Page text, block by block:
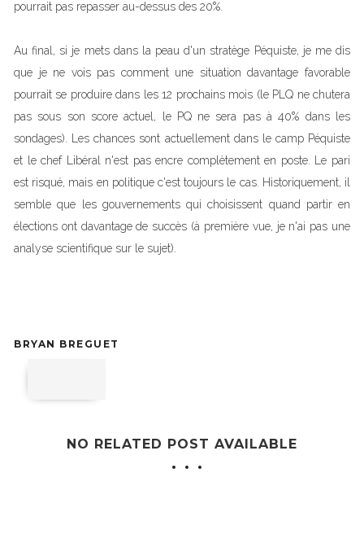
pourrait pas repasser au-dessus des 20%.
Au final, si je mets dans la peau d'un stratège Péquiste, je me dis
que je ne vois pas comment une situation davantage favorable
pourrait se produire dans les 12 prochains mois (le PLQ ne chutera
pas sous son score actuel, le PQ ne sera pas à 40% dans les
sondages). Les chances sont actuellement dans le camp Péquiste
et le chef Libéral n'est pas encre complètement en poste. Le pari
est risqué, mais en politique c'est toujours le cas. Historiquement, il
semble que les gouvernements qui choisissent quand partir en
élections ont davantage de succès (à première vue, je n'ai pas une
analyse scientifique sur le sujet).
BRYAN BREGUET
NO RELATED POST AVAILABLE